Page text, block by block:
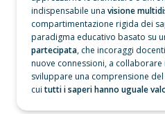
indispensabile una visione
compartimentazione rigida dei
paradigma educativo basato su
partecipata, che incoraggi
nuove connessioni, a collaborare
sviluppare una comprensione
cui tutti i saperi hanno uguale